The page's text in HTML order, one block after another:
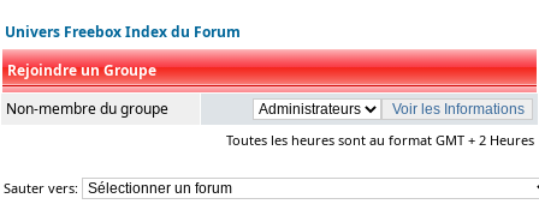
Univers Freebox Index du Forum
Rejoindre un Groupe
Non-membre du groupe
Toutes les heures sont au format GMT + 2 Heures
Sauter vers: